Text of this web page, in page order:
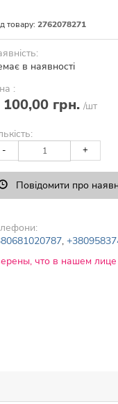
товару: 2762078271
в наявності
:
грн. /шт
- +
Повідомити про
,
что в нашем лице